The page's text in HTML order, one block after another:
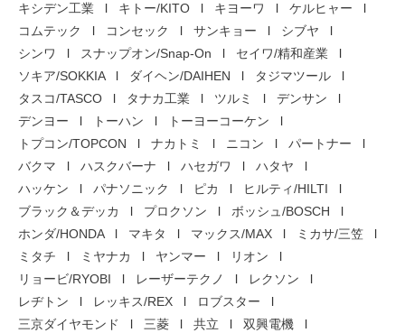
キシデン工業
キトー/KITO キヨーワ
ケルヒャー
コムテック
コンセック サンキョー
シブヤ
シンワ
スナップオン/Snap-On
セイワ/精和産業
ソキア/SOKKIA
ダイヘン/DAIHEN
タジマツール
タスコ/TASCO
タナカ工業 ツルミ
デンサン
デンヨー
トーハン
トーヨーコーケン
トプコン/TOPCON
ナカトミ ニコン
パートナー
バクマ
ハスクバーナ ハセガワ
ハタヤ
ハッケン
パナソニック ピカ
ヒルティ/HILTI
ブラック＆デッカ
プロクソン
ボッシュ/BOSCH
ホンダ/HONDA
マキタ マックス/MAX
ミカサ/三笠
ミタチ
ミヤナカ ヤンマー
リオン
リョービ/RYOBI
レーザーテクノ
レクソン
レヂトン
レッキス/REX
ロブスター
三京ダイヤモンド
三菱 共立
双興電機